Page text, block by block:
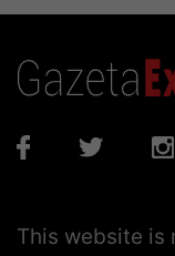
This website is